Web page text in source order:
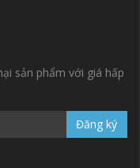
sản phẩm với giá hấp
Đăng ký